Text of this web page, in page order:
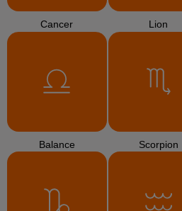
SOPHIE ELLIS-BEXTOR TEDDY SWIMS
L'HOROSCOPE